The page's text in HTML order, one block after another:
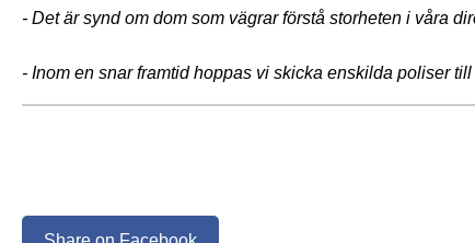
- Det är synd om dom som vägrar förstå storheten i våra
- Inom en snar framtid hoppas vi skicka enskilda poliser